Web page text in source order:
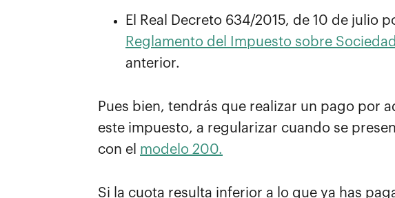
El Real Decreto 634/2015, de 10 de julio
Reglamento del Impuesto sobre
anterior.
Pues bien, tendrás que realizar un pago por
este impuesto, a regularizar cuando se
con el modelo 200.
Si la cuota resulta inferior a lo que ya has